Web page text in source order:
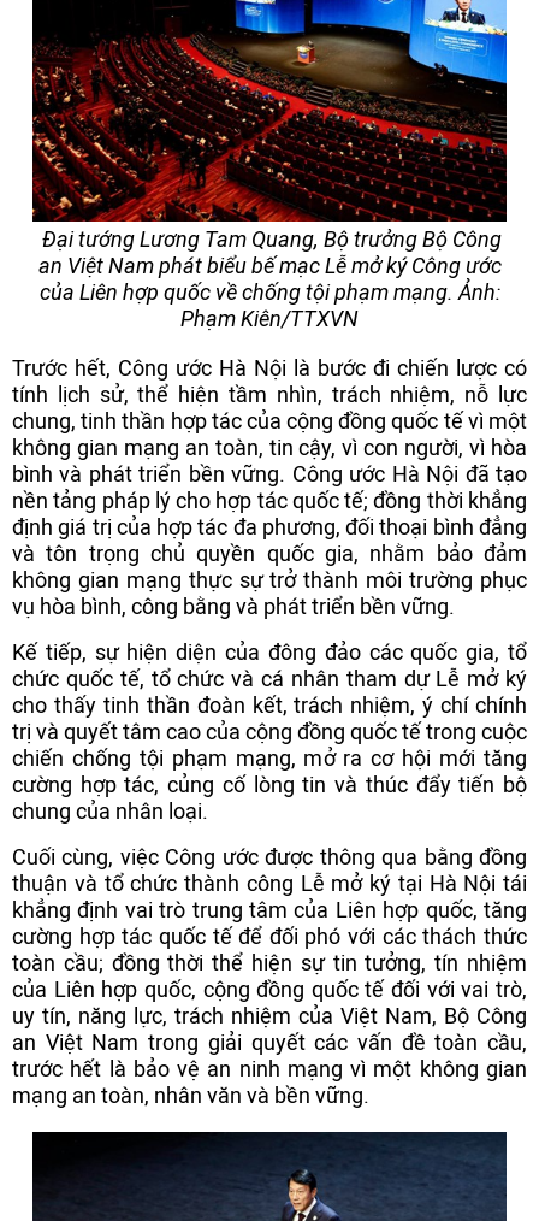
Đại tướng Lương Tam Quang, Bộ trưởng Bộ Công
an Việt Nam phát biểu bế mạc Lễ mở ký Công ước
của Liên hợp quốc về chống tội phạm mạng. Ảnh:
Phạm Kiên/TTXVN
Trước hết, Công ước Hà Nội là bước đi chiến lược có
tính lịch sử, thể hiện tầm nhìn, trách nhiệm, nỗ lực
chung, tinh thần hợp tác của cộng đồng quốc tế vì một
không gian mạng an toàn, tin cậy, vì con người, vì hòa
bình và phát triển bền vững. Công ước Hà Nội đã tạo
nền tảng pháp lý cho hợp tác quốc tế; đồng thời khẳng
định giá trị của hợp tác đa phương, đối thoại bình đẳng
và tôn trọng chủ quyền quốc gia, nhằm bảo đảm
không gian mạng thực sự trở thành môi trường phục
vụ hòa bình, công bằng và phát triển bền vững.
Kế tiếp, sự hiện diện của đông đảo các quốc gia, tổ
chức quốc tế, tổ chức và cá nhân tham dự Lễ mở ký
cho thấy tinh thần đoàn kết, trách nhiệm, ý chí chính
trị và quyết tâm cao của cộng đồng quốc tế trong cuộc
chiến chống tội phạm mạng, mở ra cơ hội mới tăng
cường hợp tác, củng cố lòng tin và thúc đẩy tiến bộ
chung của nhân loại.
Cuối cùng, việc Công ước được thông qua bằng đồng
thuận và tổ chức thành công Lễ mở ký tại Hà Nội tái
khẳng định vai trò trung tâm của Liên hợp quốc, tăng
cường hợp tác quốc tế để đối phó với các thách thức
toàn cầu; đồng thời thể hiện sự tin tưởng, tín nhiệm
của Liên hợp quốc, cộng đồng quốc tế đối với vai trò,
uy tín, năng lực, trách nhiệm của Việt Nam, Bộ Công
an Việt Nam trong giải quyết các vấn đề toàn cầu,
trước hết là bảo vệ an ninh mạng vì một không gian
mạng an toàn, nhân văn và bền vững.